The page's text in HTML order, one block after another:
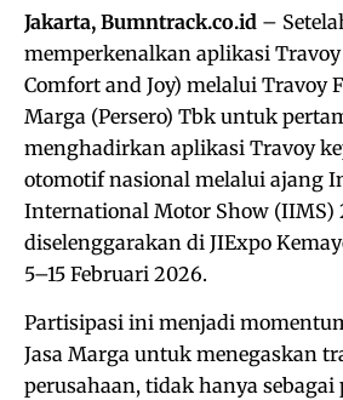
Jakarta, Bumntrack.co.id –
memperkenalkan aplikasi
Comfort and Joy) melalui Travoy
Marga (Persero) Tbk untuk
menghadirkan aplikasi Travoy
otomotif nasional melalui ajang
International Motor Show (IIMS)
diselenggarakan di JIExpo
5–15 Februari 2026.
Partisipasi ini menjadi
Jasa Marga untuk menegaskan
perusahaan, tidak hanya